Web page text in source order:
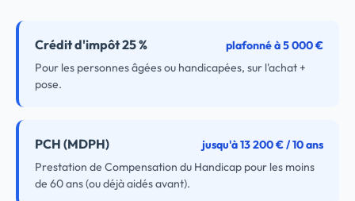
Crédit d'impôt 25 %
plafonné à 5 000 €
Pour les personnes âgées ou handicapées, sur l'achat +
pose.
PCH (MDPH)
jusqu'à 13 200 € / 10 ans
Prestation de Compensation du Handicap pour les moins
de 60 ans (ou déjà aidés avant).